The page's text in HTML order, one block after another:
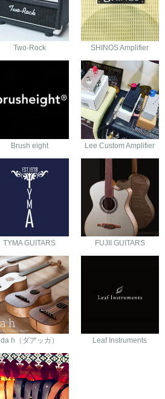
Two-Rock SHINOS Amplifier
Brush eight Lee Custom Amplifier
TYMA GUITARS FUJII GUITARS
da h（ダアッカ） Leaf Instruments